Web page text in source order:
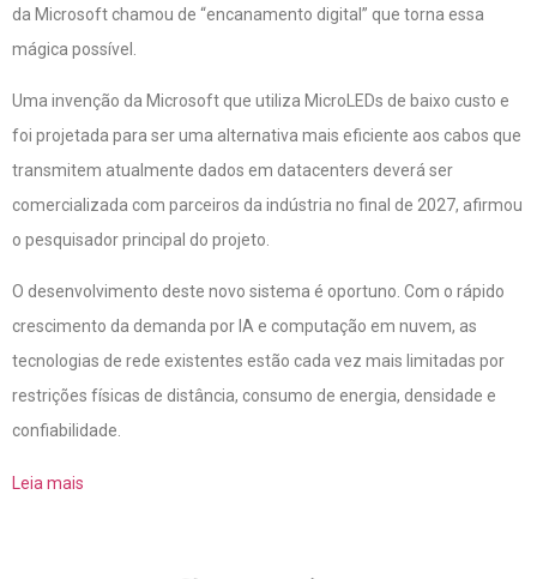
da Microsoft chamou de “encanamento digital” que torna essa
mágica possível.
Uma invenção da Microsoft que utiliza MicroLEDs de baixo custo e
foi projetada para ser uma alternativa mais eficiente aos cabos que
transmitem atualmente dados em datacenters deverá ser
comercializada com parceiros da indústria no final de 2027, afirmou
o pesquisador principal do projeto.
O desenvolvimento deste novo sistema é oportuno. Com o rápido
crescimento da demanda por IA e computação em nuvem, as
tecnologias de rede existentes estão cada vez mais limitadas por
restrições físicas de distância, consumo de energia, densidade e
confiabilidade.
Leia mais